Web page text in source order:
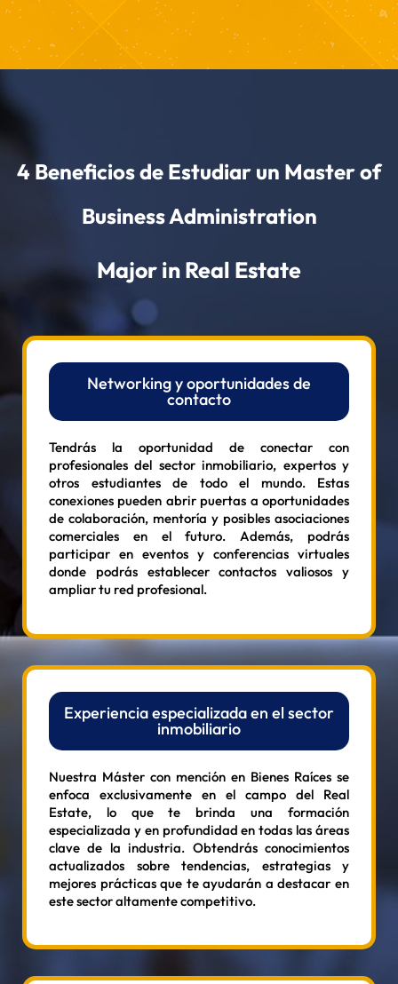
4 Beneficios de Estudiar un Master of
Business Administration
Major in Real Estate
Networking y oportunidades de
contacto
Tendrás la oportunidad de conectar con
profesionales del sector inmobiliario, expertos y
otros estudiantes de todo el mundo. Estas
conexiones pueden abrir puertas a oportunidades
de colaboración, mentoría y posibles asociaciones
comerciales en el futuro. Además, podrás
participar en eventos y conferencias virtuales
donde podrás establecer contactos valiosos y
ampliar tu red profesional.
Experiencia especializada en el sector
inmobiliario
Nuestra Máster con mención en Bienes Raíces se
enfoca exclusivamente en el campo del Real
Estate, lo que te brinda una formación
especializada y en profundidad en todas las áreas
clave de la industria. Obtendrás conocimientos
actualizados sobre tendencias, estrategias y
mejores prácticas que te ayudarán a destacar en
este sector altamente competitivo.